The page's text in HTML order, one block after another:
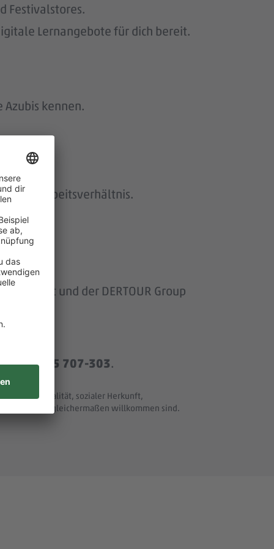
Festivalstores.
Lernangebote für dich bereit.
kennen.
Arbeitsverhältnis.
und der DERTOUR Group
+49 8165 707-303.
und Nationalität, sozialer Herkunft,
Merkmale - gleichermaßen willkommen sind.